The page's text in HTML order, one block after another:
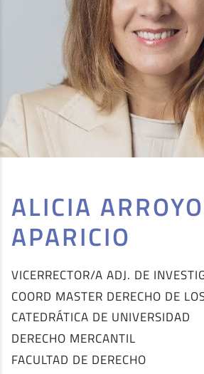
ALICIA ARROYO
APARICIO
VICERRECTOR/A ADJ. DE
COORD MASTER DERECHO DE
CATEDRÁTICA DE UNIVERSIDAD
DERECHO MERCANTIL
FACULTAD DE DERECHO